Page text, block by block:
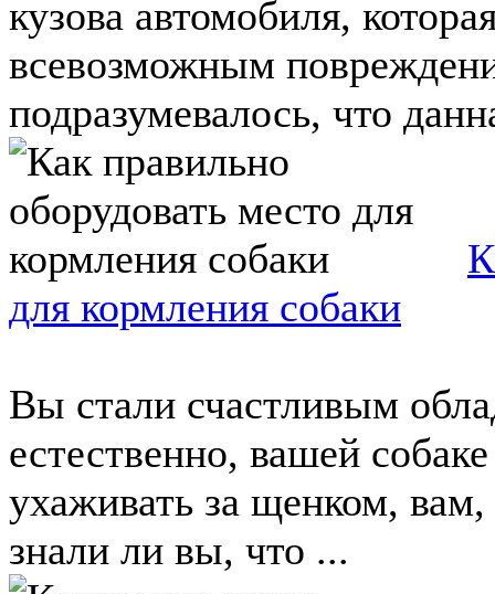
кузова автомобиля,
всевозможным
подразумевалось, что
для кормления собаки
Вы стали счастливым
естественно, вашей
ухаживать за щенком,
знали ли вы, что ...